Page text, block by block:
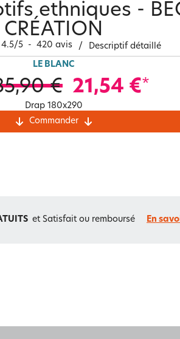
et
Carte cadeau
ethniques -
CRÉATION
4.5/5 - 420 avis / Descriptif détaillé
LE BLANC
€ 21,54 €*
Drap 180x290
Commander
et Satisfait ou remboursé En